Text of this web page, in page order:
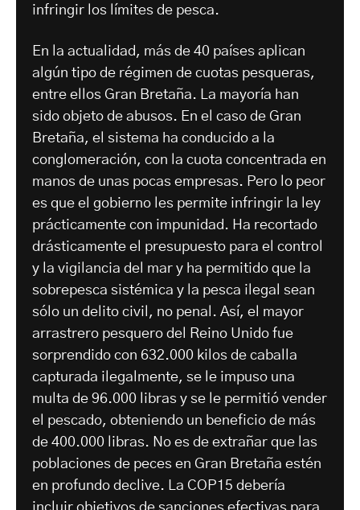
infringir los límites de pesca.
En la actualidad, más de 40 países aplican
algún tipo de régimen de cuotas pesqueras,
entre ellos Gran Bretaña. La mayoría han
sido objeto de abusos. En el caso de Gran
Bretaña, el sistema ha conducido a la
conglomeración, con la cuota concentrada en
manos de unas pocas empresas. Pero lo peor
es que el gobierno les permite infringir la ley
prácticamente con impunidad. Ha recortado
drásticamente el presupuesto para el control
y la vigilancia del mar y ha permitido que la
sobrepesca sistémica y la pesca ilegal sean
sólo un delito civil, no penal. Así, el mayor
arrastrero pesquero del Reino Unido fue
sorprendido con 632.000 kilos de caballa
capturada ilegalmente, se le impuso una
multa de 96.000 libras y se le permitió vender
el pescado, obteniendo un beneficio de más
de 400.000 libras. No es de extrañar que las
poblaciones de peces en Gran Bretaña estén
en profundo declive. La COP15 debería